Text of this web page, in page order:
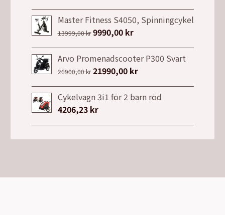
Master Fitness S4050, Spinningcykel
13999,00kr Det
priset
var:
9990,00 krDet
priset
är:
Arvo Promenadscooter P300 Svart
26900,00kr Det
priset
var:
21990,00 krDet
priset
Cykelvagn 3i1 för 2 barn röd
4206,23 kr